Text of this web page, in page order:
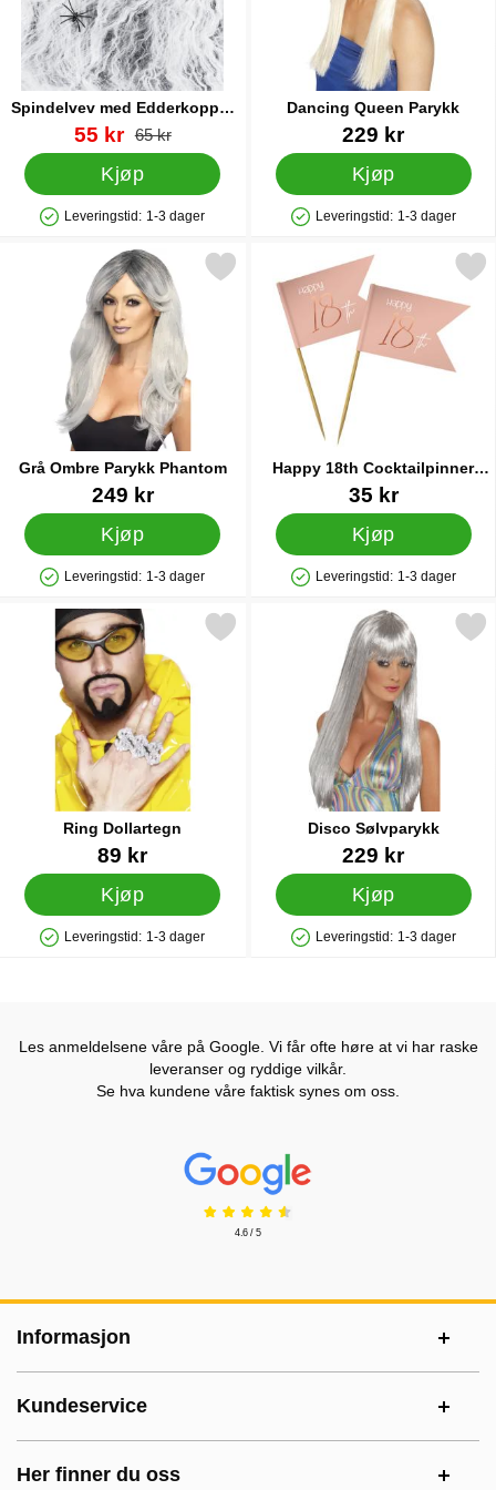
Spindelvev med Edderkopper
200g
Varenummer 88521
ny pris
55 kr gammel pris
65 kr
Kjøp
Produkttilgjengelighet: På lager
Leveringstid: 1-3 dager
Dancing Queen Parykk
Varenummer 10868
229 kr
Kjøp
Produkttilgjengelighet: På lager
Leveringstid: 1-3 dager
Grå Ombre Parykk Phantom
Varenummer 13412
249 kr
Kjøp
Produkttilgjengelighet: På lager
Leveringstid: 1-3 dager
Merk grå Ombre Parykk Phantom som favoritt
Happy 18th Cocktailpinner
Lyserosa
Varenummer 22522
35 kr
Kjøp
Produkttilgjengelighet: På lager
Leveringstid: 1-3 dager
Merk happy 18th
Ring Dollartegn
Varenummer 10854
89 kr
Kjøp
Produkttilgjengelighet: På lager
Leveringstid: 1-3 dager
Merk ring Dollartegn som favoritt
Disco Sølvparykk
Varenummer 10861
229 kr
Kjøp
Produkttilgjengelighet: På lager
Leveringstid: 1-3 dager
Merk disco
Les anmeldelsene våre på Google. Vi får ofte høre at vi har raske
leveranser og ryddige vilkår.
Se hva kundene våre faktisk synes om oss.
Prisjakt Vurdering: 4.6 Stjerne
4.6 / 5
Informasjon
Kundeservice
Her finner du oss